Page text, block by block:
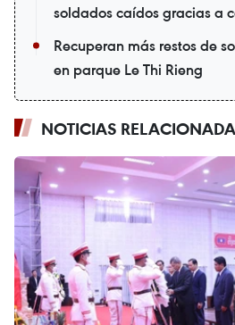
soldados caídos gracias a
Recuperan más restos de
en parque Le Thi Rieng
NOTICIAS